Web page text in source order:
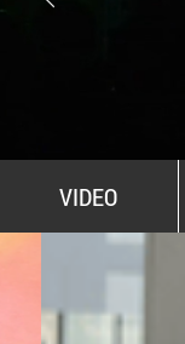
VIDEO